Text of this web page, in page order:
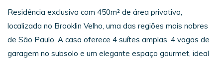
Residência exclusiva com 450m² de área privativa,
localizada no Brooklin Velho, uma das regiões mais nobres
de São Paulo. A casa oferece 4 suítes amplas, 4 vagas de
garagem no subsolo e um elegante espaço gourmet, ideal